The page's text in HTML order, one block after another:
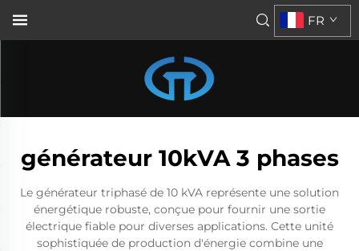
FR
générateur 10kVA 3 phases
Le générateur triphasé de 10 kVA représente une solution
énergétique robuste, conçue pour fournir une sortie
électrique fiable pour diverses applications. Cette unité
sophistiquée de production d'énergie combine une